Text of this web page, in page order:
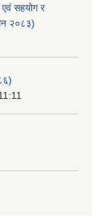
एवं सहयोग र
२०८३)